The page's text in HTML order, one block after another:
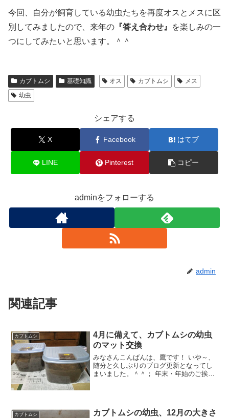
今回、自分が飼育している幼虫たちを再度オスとメスに区
別してみましたので、来年の 『答え合わせ』
を楽しみの一
つにしてみたいと思います。＾＾
カブトムシ 基礎知識 オス カブトムシ
メス
幼虫
シェアする
X Facebook はてブ
LINE Pinterest コピー
adminをフォローする
admin
関連記事
カブトムシ
4月に備えて、カブトムシの幼虫
のマット交換
みなさんこんばんは、鷹です！ いや～、
随分と久しぶりのブログ更新となってし
まいました。＾＾； 年末・年始のご挨拶
拶でも記載させて頂
カブトムシ
カブトムシの幼虫、12月の大きさ